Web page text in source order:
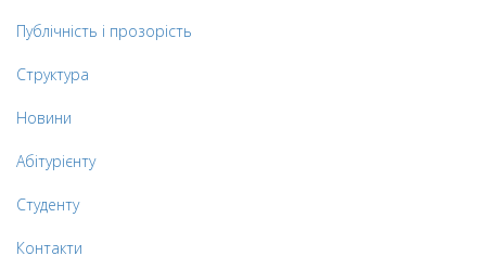
Публічність і прозорість
Структура
Новини
Абітурієнту
Студенту
Контакти